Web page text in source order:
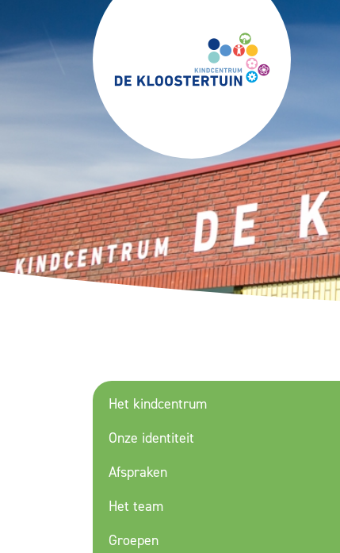
Het kindcentrum
Onze identiteit
Afspraken
Het team
Groepen